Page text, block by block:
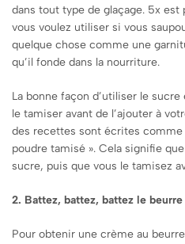
dans tout type de glaçage. 5x est
vous voulez utiliser si vous
quelque chose comme une
qu’il fonde dans la nourriture.
La bonne façon d’utiliser le
le tamiser avant de l’ajouter à
des recettes sont écrites comme
poudre tamisé ». Cela signifie
sucre, puis que vous le tamisez
2. Battez, battez, battez le beurre
Pour obtenir une crème au